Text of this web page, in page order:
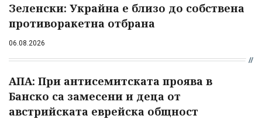
Зеленски: Украйна е близо до собствена
противоракетна отбрана
06.08.2026
АПА: При антисемитската проява в
Банско са замесени и деца от
австрийската еврейска общност